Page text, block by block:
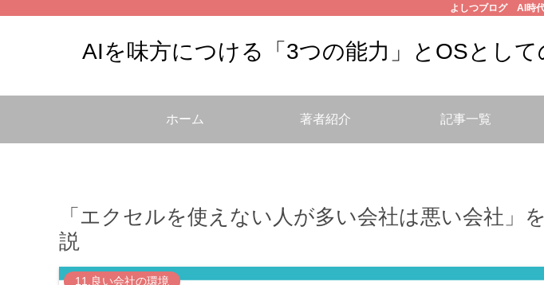
よしつブログ AI時
AIを味方につける「3つの能力」とOSとし
ホーム 著者紹介 記事一覧
「エクセルを使えない人が多い会社は悪い会社」
説
11.良い会社の環境